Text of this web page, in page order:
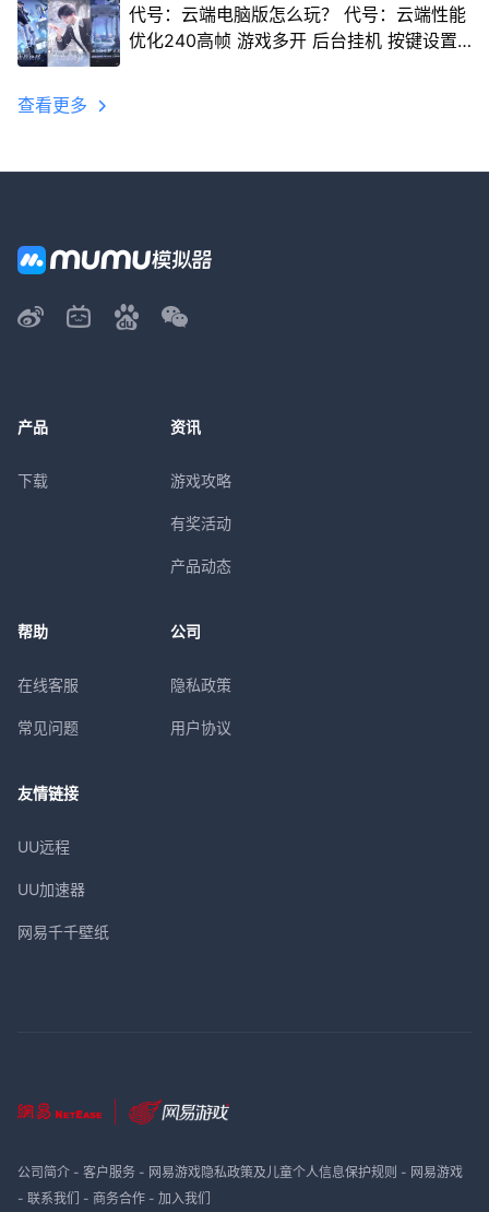
代号：云端电脑版怎么玩？ 代号：云端性能
优化240高帧 游戏多开 后台挂机 按键设置
查看更多
产品
下载
资讯
游戏攻略
有奖活动
产品动态
帮助
在线客服
常见问题
公司
隐私政策
用户协议
友情链接
UU远程
UU加速器
网易千千壁纸
公司简介- 客户服务- 网易游戏隐私政策及儿童个人信息保护规则 - 网易游戏
- 联系我们 - 商务合作- 加入我们